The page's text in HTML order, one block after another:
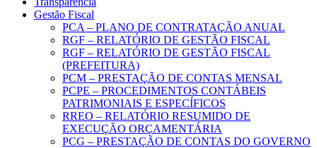
Gestão Fiscal
PCA – PLANO DE CONTRATAÇÃO ANUAL
RGF – RELATÓRIO DE GESTÃO FISCAL
RGF – RELATÓRIO DE GESTÃO FISCAL
(PREFEITURA)
PCM – PRESTAÇÃO DE CONTAS MENSAL
PCPE – PROCEDIMENTOS CONTÁBEIS
PATRIMONIAIS E ESPECÍFICOS
RREO – RELATÓRIO RESUMIDO DE
EXECUÇÃO ORÇAMENTÁRIA
PCG – PRESTAÇÃO DE CONTAS DO GOVERNO